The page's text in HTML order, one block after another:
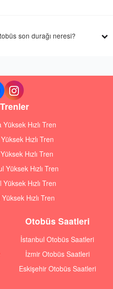
son durağı neresi?
Trenler
Hızlı Tren
Hızlı Tren
Hızlı Tren
Yüksek Hızlı Tren
Hızlı Tren
Hızlı Tren
Otobüs Saatleri
İstanbul Otobüs Saatleri
İzmir Otobüs Saatleri
Eskişehir Otobüs Saatleri